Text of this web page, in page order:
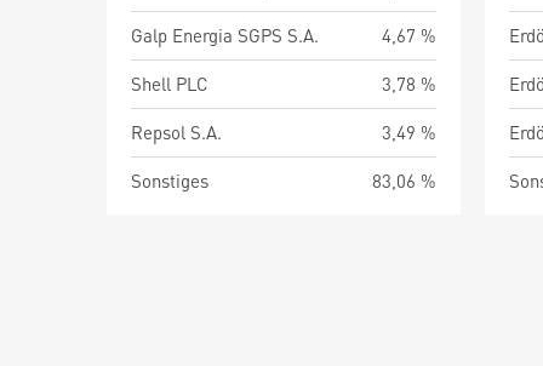
Galp Energia SGPS S.A.
4,67 %
Shell PLC
3,78 %
Repsol S.A.
3,49 %
Sonstiges
83,06 %